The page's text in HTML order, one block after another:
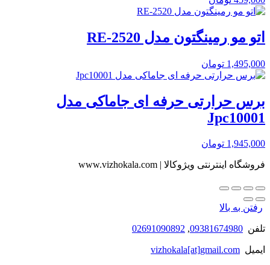
اتو مو رمینگتون مدل RE-2520
1,495,000 تومان
برس حرارتی حرفه ای جاماکی مدل
Jpc10001
1,945,000 تومان
فروشگاه اینترنتی ویژوکالا | www.vizhokala.com
رفتن به بالا
تلفن 09381674980
,
02691090892
ایمیل vizhokala[at]gmail.com